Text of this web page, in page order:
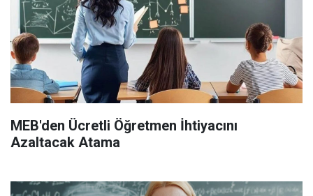
MEB'den Ücretli Öğretmen İhtiyacını
Azaltacak Atama